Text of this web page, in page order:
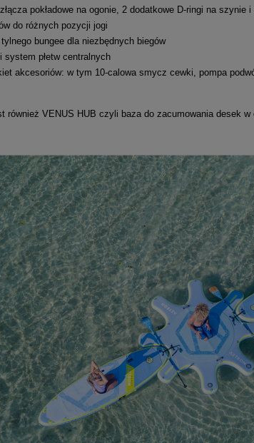
pokładowe na ogonie, 2 dodatkowe D-ringi na szynie
do różnych pozycji jogi
bungee dla niezbędnych biegów
system płetw centralnych
akcesoriów: w tym 10-calowa smycz cewki, pompa
również VENUS HUB czyli baza do zacumowania desek